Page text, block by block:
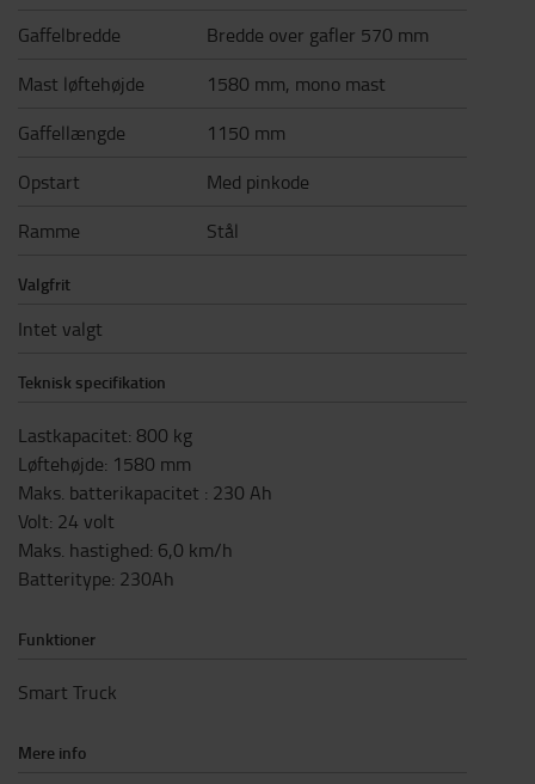
Gaffelbredde
Bredde over gafler 570 mm
Mast løftehøjde
1580 mm, mono mast
Gaffellængde
1150 mm
Opstart
Med pinkode
Ramme
Stål
Valgfrit
Intet valgt
Teknisk specifikation
Lastkapacitet: 800 kg
Løftehøjde: 1580 mm
Maks. batterikapacitet : 230 Ah
Volt: 24 volt
Maks. hastighed: 6,0 km/h
Batteritype: 230Ah
Funktioner
Smart Truck
Mere info